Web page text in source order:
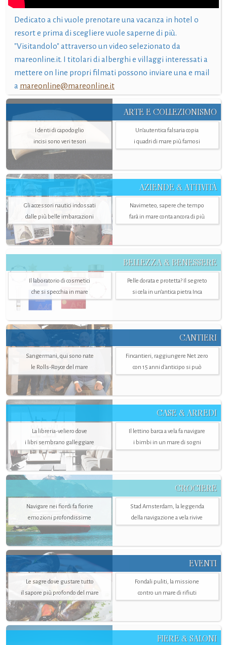
Dedicato a chi vuole prenotare una vacanza in hotel o
resort e prima di scegliere vuole saperne di più.
"Visitandolo" attraverso un video selezionato da
mareonline.it. I titolari di alberghi e villaggi interessati a
mettere on line propri filmati possono inviare una e mail
a mareonline@mareonline.it
ARTE E COLLEZIONISMO
I denti di capodoglio
incisi sono veri tesori
Un’autentica falsaria copia
i quadri di mare più famosi
AZIENDE & ATTIVITÀ
Gli accessori nautici indossati
dalle più belle imbarcazioni
Navimeteo, sapere che tempo
farà in mare conta ancora di più
BELLEZZA & BENESSERE
Il laboratorio di cosmetici
che si specchia in mare
Pelle dorata e protetta? Il segreto
si cela in un’antica pietra Inca
CANTIERI
Sangermani, qui sono nate
le Rolls-Royce del mare
Fincantieri, raggiungere Net zero
con 15 anni d'anticipo si può
CASE & ARREDI
La libreria-veliero dove
i libri sembrano galleggiare
Il lettino barca a vela fa navigare
i bimbi in un mare di sogni
CROCIERE
Navigare nei fiordi fa fiorire
emozioni profondissime
Stad Amsterdam, la leggenda
della navigazione a vela rivive
EVENTI
Le sagre dove gustare tutto
il sapore più profondo del mare
Fondali puliti, la missione
contro un mare di rifiuti
FIERE & SALONI